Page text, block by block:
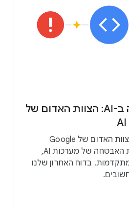
שיפור האבטחה ב-AI: הצוות האדום של
אפשר לראות איך הצוות האדום של Google
לענייני AI משפר את האבטחה של מערכות AI,
בדוח האחרון שלנו